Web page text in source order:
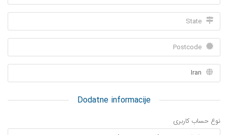
Dodatne informacije
نوع حساب کاربری